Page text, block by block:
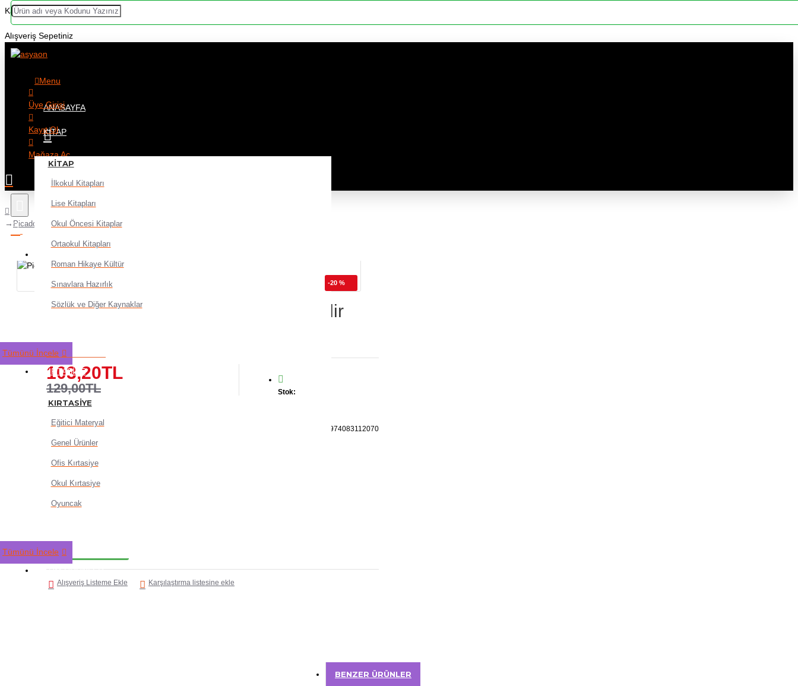
Kategoriler
Alışveriş Sepetiniz
Menu
ANASAYFA
KITAP
KITAP
İlkokul Kitapları
Lise Kitapları
Okul Öncesi Kitaplar
Ortaokul Kitapları
Roman Hikaye Kültür
Sınavlara Hazırlık
Sözlük ve Diğer Kaynaklar
Tümünü İncele
KIRTASIYE
KIRTASIYE
Eğitici Materyal
Genel Ürünler
Ofis Kırtasiye
Okul Kırtasiye
Oyuncak
Tümünü İncele
TÜM ÜRÜNLER
Üye Girişi
Kayıt Ol
Mağaza Aç
Picador Fosforlu Kalem Doldurulabilir Mavi - 3 adet
-20 %
Picador Fosforlu Kalem Doldurulabilir
Mavi - 3 adet
103,20TL
129,00TL
Stok:
86974083112070
SEPETE EKLE
Alışveriş Listeme Ekle Karşılaştırma listesine ekle
BENZER ÜRÜNLER